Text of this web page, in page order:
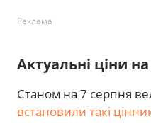
Реклама
Актуальні ціни
Станом на 7 серпня
встановили такі